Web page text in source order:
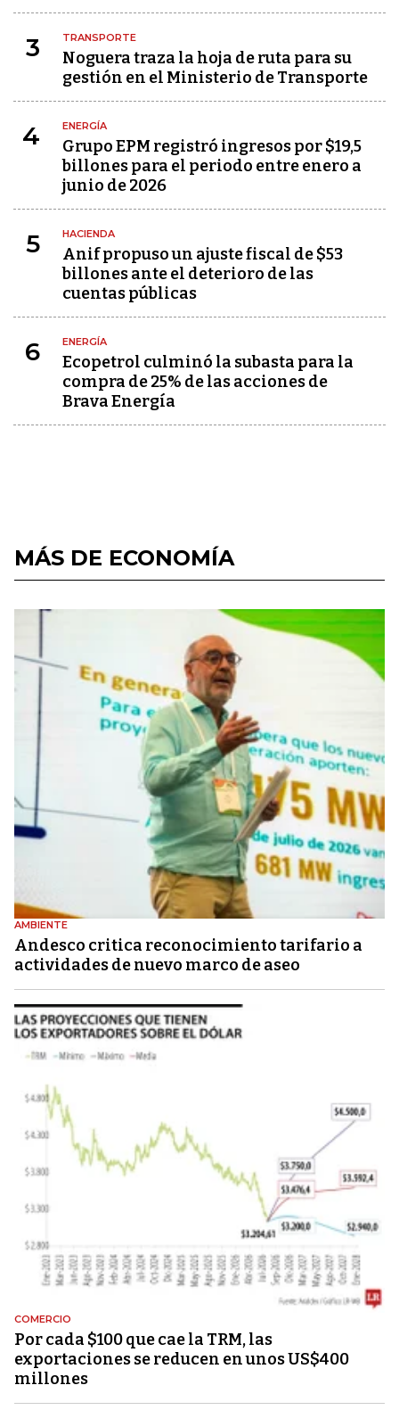
3 TRANSPORTE
Noguera traza la hoja de ruta para su
gestión en el Ministerio de Transporte
4 ENERGÍA
Grupo EPM registró ingresos por $19,5
billones para el periodo entre enero a
junio de 2026
5 HACIENDA
Anif propuso un ajuste fiscal de $53
billones ante el deterioro de las
cuentas públicas
6 ENERGÍA
Ecopetrol culminó la subasta para la
compra de 25% de las acciones de
Brava Energía
MÁS DE ECONOMÍA
AMBIENTE
Andesco critica reconocimiento tarifario a
actividades de nuevo marco de aseo
COMERCIO
Por cada $100 que cae la TRM, las
exportaciones se reducen en unos US$400
millones